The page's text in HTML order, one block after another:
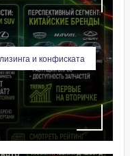
и конфиската